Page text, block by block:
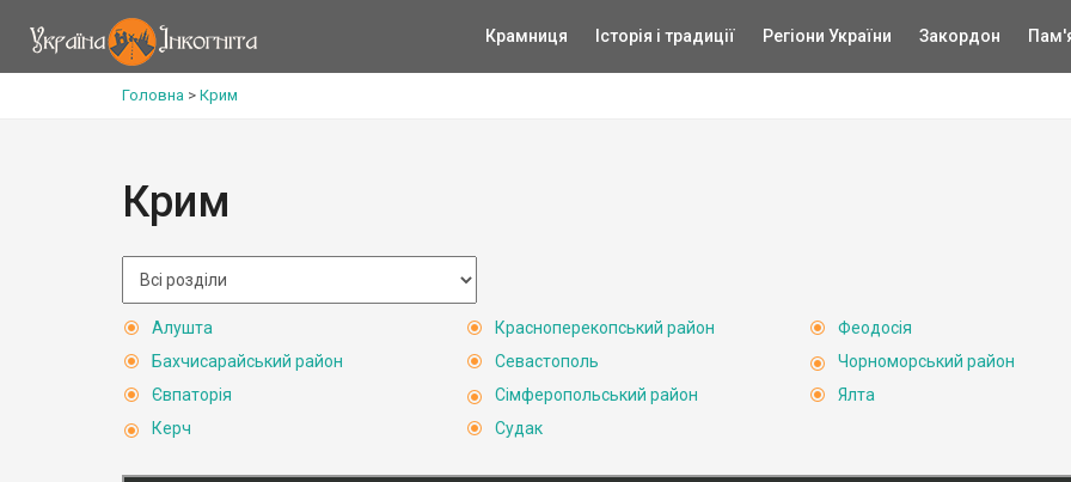
Крамниця Історія і традиції Регіони України Закордон
Головна > Крим
Крим
Алушта
Бахчисарайський район
Євпаторія
Керч
Красноперекопський район
Севастополь
Сімферопольський район
Судак
Феодосія
Чорноморський район
Ялта